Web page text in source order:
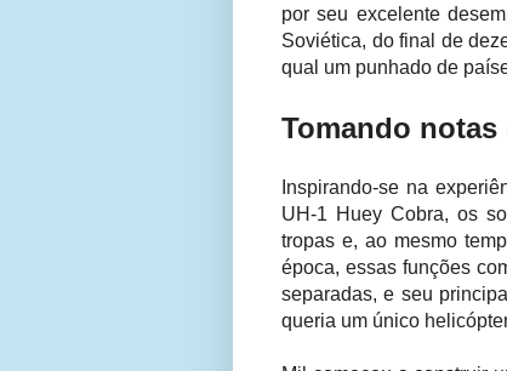
por seu excelente
Soviética, do final de
qual um punhado de
Tomando notas
Inspirando-se na
UH-1 Huey Cobra, os
tropas e, ao mesmo
época, essas funções
separadas, e seu
queria um único